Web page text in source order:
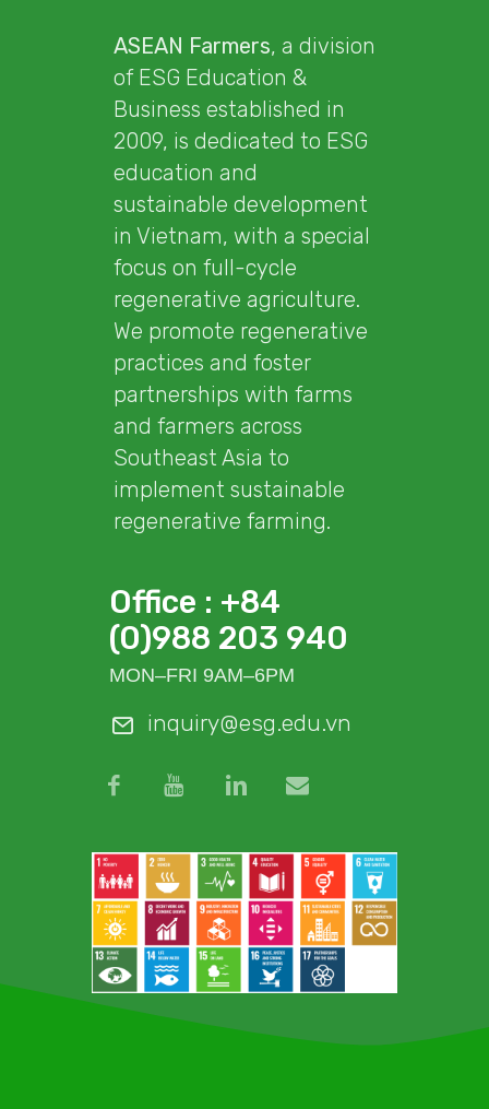
ASEAN Farmers, a division
of ESG Education &
Business established in
2009, is dedicated to ESG
education and
sustainable development
in Vietnam, with a special
focus on full-cycle
regenerative agriculture.
We promote regenerative
practices and foster
partnerships with farms
and farmers across
Southeast Asia to
implement sustainable
regenerative farming.
Office : +84
(0)988 203 940
MON–FRI 9AM–6PM
inquiry@esg.edu.vn